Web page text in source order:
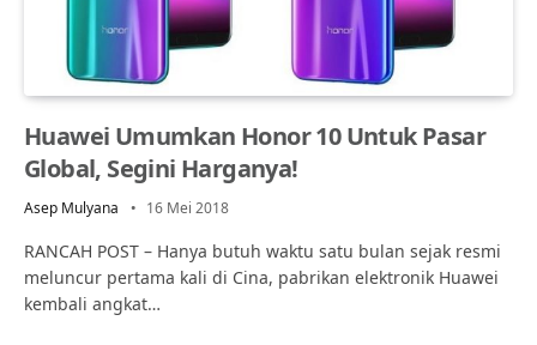
Huawei Umumkan Honor 10 Untuk Pasar
Global, Segini Harganya!
Asep Mulyana 16 Mei 2018
RANCAH POST – Hanya butuh waktu satu bulan sejak resmi
meluncur pertama kali di Cina, pabrikan elektronik Huawei
kembali angkat…